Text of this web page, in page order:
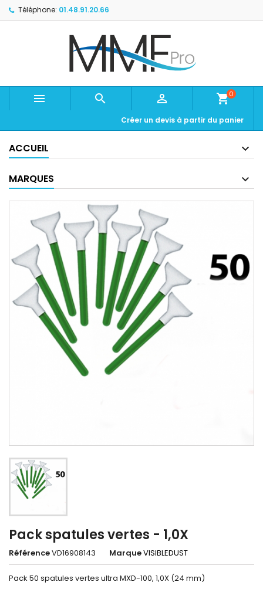
Téléphone: 01.48.91.20.66
   shopping_cart0
Créer un devis à partir du panier
ACCUEIL
MARQUES
Pack spatules vertes - 1,0X
RéférenceVD16908143 MarqueVISIBLEDUST
Pack 50 spatules vertes ultra MXD-100, 1,0X (24 mm)